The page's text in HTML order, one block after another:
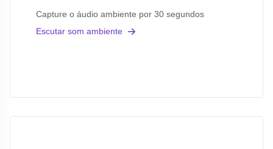
Capture o áudio ambiente por 30 segundos
Escutar som ambiente